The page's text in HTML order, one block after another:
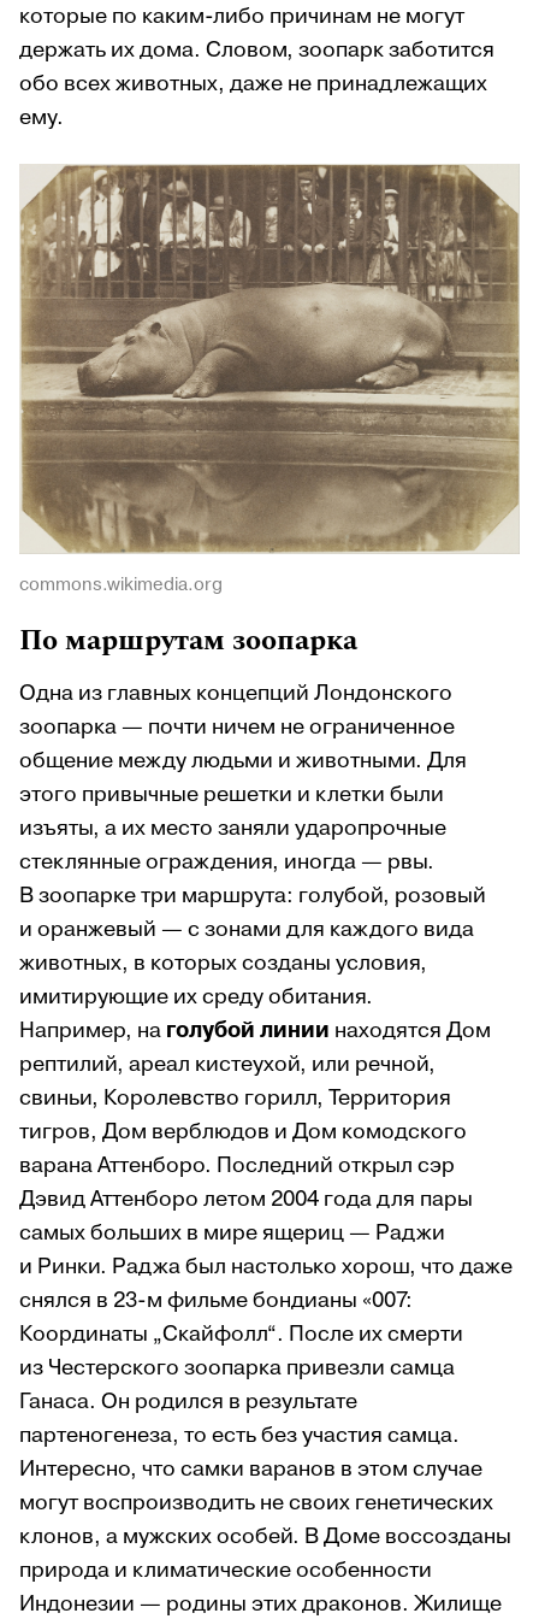
которые по каким-либо причинам не могут
держать их дома. Словом, зоопарк заботится
обо всех животных, даже не принадлежащих
ему.
commons.wikimedia.org
По маршрутам зоопарка
Одна из главных концепций Лондонского
зоопарка — почти ничем не ограниченное
общение между людьми и животными. Для
этого привычные решетки и клетки были
изъяты, а их место заняли ударопрочные
стеклянные ограждения, иногда — рвы.
В зоопарке три маршрута: голубой, розовый
и оранжевый — с зонами для каждого вида
животных, в которых созданы условия,
имитирующие их среду обитания.
Например, на голубой линии находятся Дом
рептилий, ареал кистеухой, или речной,
свиньи, Королевство горилл, Территория
тигров, Дом верблюдов и Дом комодского
варана Аттенборо. Последний открыл сэр
Дэвид Аттенборо летом 2004 года для пары
самых больших в мире ящериц — Раджи
и Ринки. Раджа был настолько хорош, что даже
снялся в 23-м фильме бондианы «007:
Координаты „Скайфолл“. После их смерти
из Честерского зоопарка привезли самца
Ганаса. Он родился в результате
партеногенеза, то есть без участия самца.
Интересно, что самки варанов в этом случае
могут воспроизводить не своих генетических
клонов, а мужских особей. В Доме воссозданы
природа и климатические особенности
Индонезии — родины этих драконов. Жилище